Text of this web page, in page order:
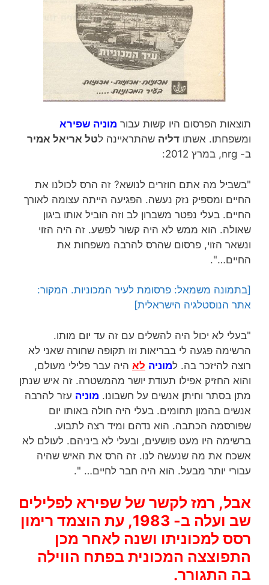
תוצאות הפרסום היו קשות עבור מוניה שפירא
ומשפחתו. אשתו דליה שהתראיינה לטל אריאל אמיר
ב- nrg, במרץ 2012:
"בשביל מה אתם חוזרים לנושא? זה הרס לכולנו את
החיים ומספיק נזק נעשה. הפגיעה הייתה עצומה לאורך
החיים. בעלי נפטר משברון לב וזה הוביל אותו ביגון
שאולה. הוא ממש לא היה קשור לפשע. זה היה הזוי
ונשאר הזוי, פרסום שהרס להרבה משפחות את
החיים…".
[בתמונה משמאל: פרסומת לעיר המכוניות. המקור:
אתר הנוסטלגיה הישראלית]
"בעלי לא יכול היה להשלים עם זה עד יום מותו.
הרשימה פגעה לי בבריאות וזו תקופה שחורה שאני לא
רוצה להיזכר בה. למוניה לא היה עבר פלילי מעולם,
והוא החזיק אפילו תעודת יושר מהמשטרה. זה איש שנתן
מתן בסתר וחיתן אנשים על חשבונו. מוניה עזר להרבה
אנשים בהמון תחומים. בעלי היה חולה באותו יום
שפורסמה הכתבה. הוא נדהם ומיד רצה לתבוע.
ברשימה היו מעט פושעים, ובעלי לא ביניהם. לעולם לא
אשכח את מה שנעשה לנו. זה הרס את האיש שהיה
עבורי יותר מבעל. הוא היה חבר לחיים… ".
אבל, רמז לקשר של שפירא לפלילים
שב ועלה ב- 1983, עת הוצמד רימון
רסס למכוניתו ושנה לאחר מכן
התפוצצה המכונית בפתח הווילה
בה התגורר.